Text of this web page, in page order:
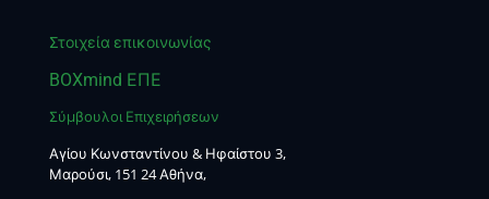
Στοιχεία επικοινωνίας
BOXmind ΕΠΕ
Σύμβουλοι Επιχειρήσεων
Αγίου Κωνσταντίνου & Ηφαίστου 3,
Μαρούσι, 151 24 Αθήνα,